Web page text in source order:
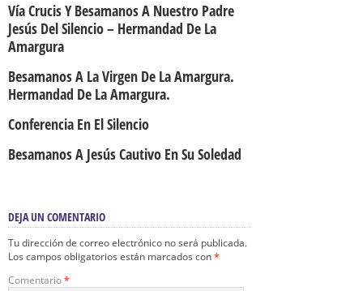
Vía Crucis Y Besamanos A Nuestro Padre
Jesús Del Silencio – Hermandad De La
Amargura
Besamanos A La Virgen De La Amargura.
Hermandad De La Amargura.
Conferencia En El Silencio
Besamanos A Jesús Cautivo En Su Soledad
DEJA UN COMENTARIO
Tu dirección de correo electrónico no será publicada.
Los campos obligatorios están marcados con*
Comentario*